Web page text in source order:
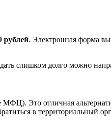
рублей. Электронная форма
слишком долго можно
Это отличная
в территориальный